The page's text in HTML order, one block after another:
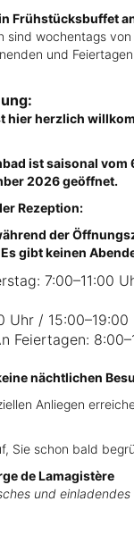
Frühstücksbuffet
sind wochentags
und
hier herzlich
ist saisonal vom
2026 geöffnet.
Rezeption:
der
gibt keinen
7:00–11:00
Uhr / 15:00–19:00
Feiertagen:
nächtlichen
Anliegen
Sie schon bald
de Lamagistère
und einladendes